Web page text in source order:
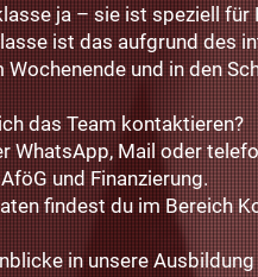
ja – sie ist speziell
ist das aufgrund des
Wochenende und in den
das Team kontaktieren?
WhatsApp, Mail oder
und Finanzierung.
findest du im Bereich
in unsere